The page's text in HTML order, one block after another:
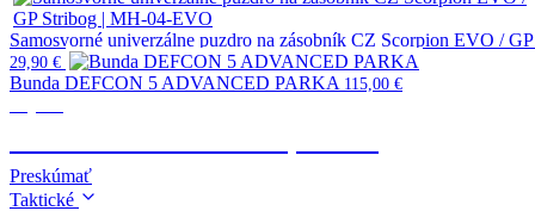
Samosvorné univerzálne puzdro na zásobník CZ Scorpion EVO /
29,90 €
Bunda DEFCON 5 ADVANCED PARKA 115,00 €
Preskúmať
Taktické